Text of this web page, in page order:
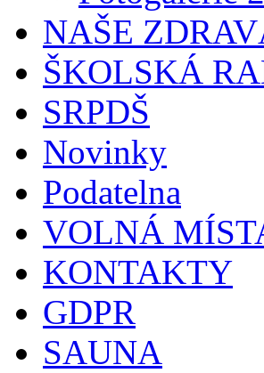
NAŠE
ŠKOLSKÁ
SRPDŠ
Novinky
Podatelna
VOLNÁ
KONTAKTY
GDPR
SAUNA